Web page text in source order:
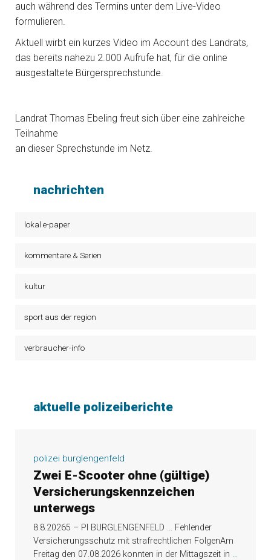
auch während des Termins unter dem Live-Video
formulieren.
Aktuell wirbt ein kurzes Video im Account des Landrats,
das bereits nahezu 2.000 Aufrufe hat, für die online
ausgestaltete Bürgersprechstunde.
Landrat Thomas Ebeling freut sich über eine zahlreiche
Teilnahme
an dieser Sprechstunde im Netz.
nachrichten
lokal e-paper
kommentare & Serien
kultur
sport aus der region
verbraucher-info
aktuelle polizeiberichte
polizei burglengenfeld
Zwei E-Scooter ohne (gültige)
Versicherungskennzeichen
unterwegs
8.8.20265 – PI BURGLENGENFELD … Fehlender
Versicherungsschutz mit strafrechtlichen FolgenAm
Freitag den 07.08.2026 konnten in der Mittagszeit in ...